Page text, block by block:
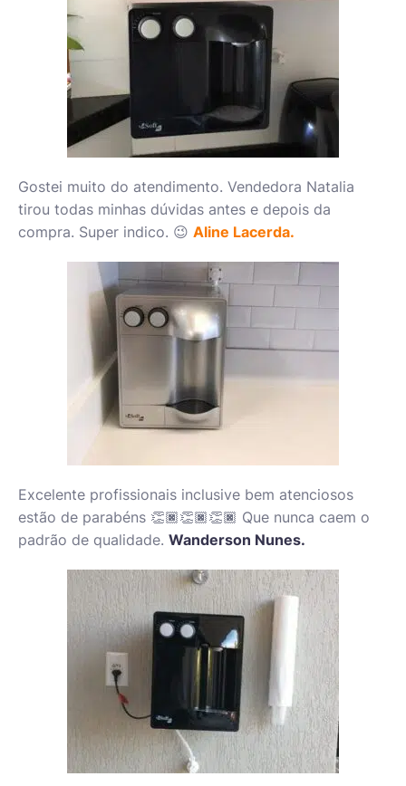
Gostei muito do atendimento. Vendedora Natalia
tirou todas minhas dúvidas antes e depois da
compra. Super indico. 😉 Aline Lacerda.
Excelente profissionais inclusive bem atenciosos
estão de parabéns 👏🏿👏🏿👏🏿 Que nunca caem o
padrão de qualidade. Wanderson Nunes.